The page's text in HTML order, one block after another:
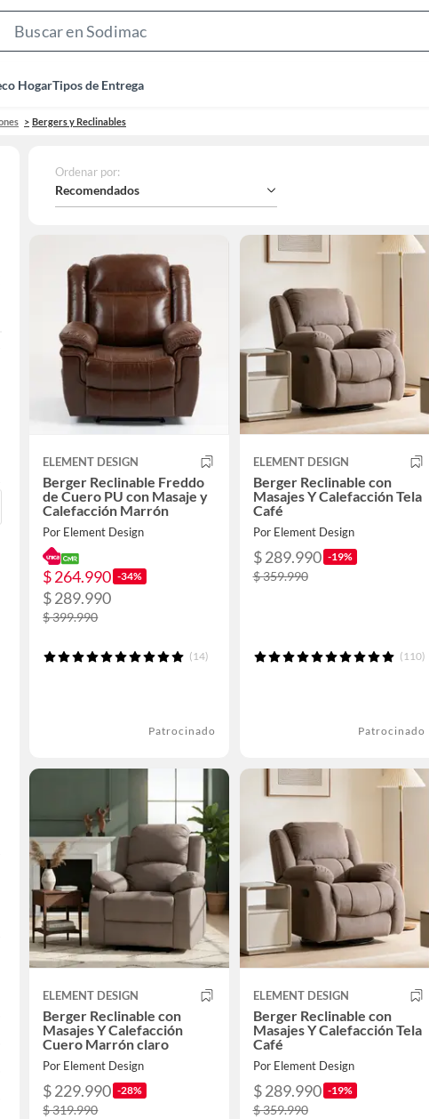
Bar
HogarTipos de Entrega
Bergers y Reclinables
Ordenar por:
Recomendados
ELEMENT DESIGN
Berger Reclinable Freddo
de Cuero PU con Masaje y
Calefacción Marrón
Por Element Design
$ 264.990 -34%
$ 289.990
$ 399.990
(14)
Patrocinado
ELEMENT DESIGN
Berger Reclinable con
Masajes Y Calefacción Tela
Café
Por Element Design
$ 289.990 -19%
$ 359.990
(110)
Patrocinado
ELEMENT DESIGN
Berger Reclinable con
Masajes Y Calefacción
Cuero Marrón claro
Por Element Design
$ 229.990 -28%
$ 319.990
ELEMENT DESIGN
Berger Reclinable con
Masajes Y Calefacción Tela
Café
Por Element Design
$ 289.990 -19%
$ 359.990